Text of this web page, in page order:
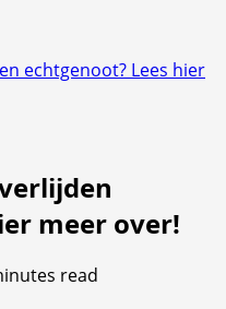
echtgenoot? Lees hier
meer over!
read